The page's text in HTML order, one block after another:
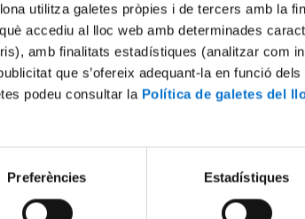
utilitza galetes pròpies i de tercers amb la
accediu al lloc web amb determinades
amb finalitats estadístiques (analitzar com
que s’ofereix adequant-la en funció
podeu consultar la Política de galetes del
Preferències Estadístiques